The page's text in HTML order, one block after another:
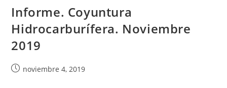
Informe. Coyuntura
Hidrocarburífera. Noviembre
2019
noviembre 4, 2019